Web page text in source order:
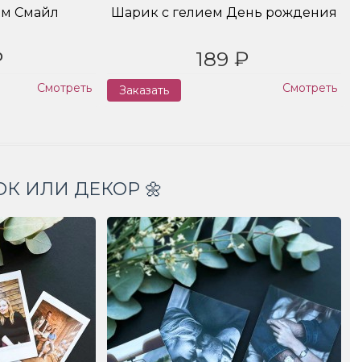
Смайл
Смотреть
Шарик с гелием День рождения
189 ₽
Заказать Смотреть
ИЛИ ДЕКОР 🌼